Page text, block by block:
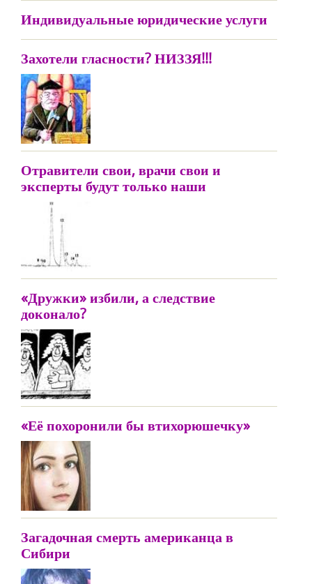
Индивидуальные юридические услуги
Захотели гласности? НИЗЗЯ!!!
Отравители свои, врачи свои и
эксперты будут только наши
«Дружки» избили, а следствие
доконало?
«Её похоронили бы втихорюшечку»
Загадочная смерть американца в
Сибири